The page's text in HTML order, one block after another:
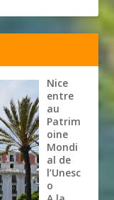
Nice
entre
au
Patrim
oine
Mondi
al de
l’Unesc
o